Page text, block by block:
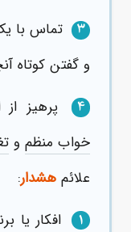
3
تماس با
و گفتن کوتاه
4
پرهیز
خواب منظم و
علائم هشدار:
1
افکار یا